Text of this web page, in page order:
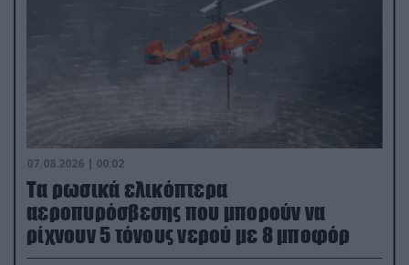
07.08.2026 | 00:02
Τα ρωσικά ελικόπτερα
αεροπυρόσβεσης που μπορούν να
ρίχνουν 5 τόνους νερού με 8 μποφόρ